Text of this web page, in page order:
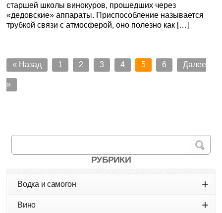
старшей школы винокуров, прошедших через
«дедовские» аппараты. Приспособление называется
трубкой связи с атмосферой, оно полезно как […]
« Назад 1 2 3 4 5 6 Далее
»
РУБРИКИ
Водка и самогон +
Вино +